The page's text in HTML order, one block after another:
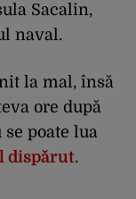
Sacalin,
naval.
la mal, însă
ore după
poate lua
dispărut.